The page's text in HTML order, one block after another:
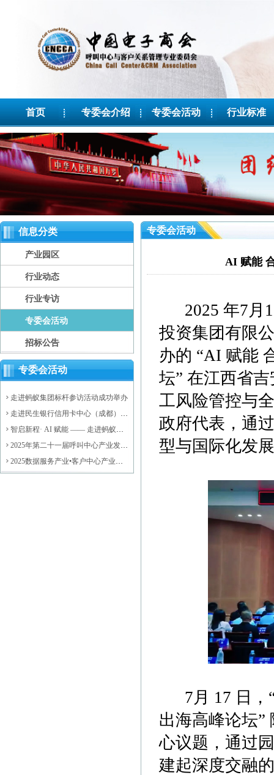
首页 专委会介绍 专委会活动 行业标准
信息分类
产业园区
行业动态
行业专访
专委会活动
招标公告
专委会活动
走进蚂蚁集团标杆参访活动成功举办
走进民生银行信用卡中心（成都）后
台运营中心标杆参访活动成功举办
智启新程· AI 赋能 —— 走进蚂蚁集
团，探索大模型驱动的数智未来活动
2025年第二十一届呼叫中心产业发展
年会成功举办
2025数据服务产业•客户中心产业高
质量发展会议暨济阳区数据服务产业
专委会活动
AI 赋能
2025 年7月
投资集团有限
办的 “AI 赋能
坛” 在江西省
工风险管控与
政府代表，通
型与国际化发
7月 17 日，
出海高峰论坛”
心议题，通过
建起深度交融